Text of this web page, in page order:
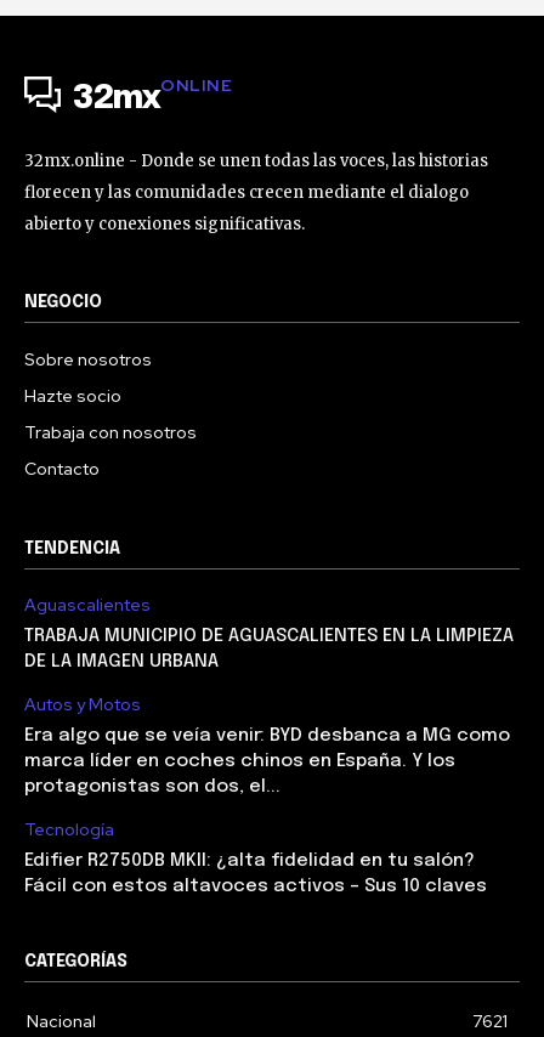
32mxONLINE
32mx.online - Donde se unen todas las voces, las historias
florecen y las comunidades crecen mediante el dialogo
abierto y conexiones significativas.
NEGOCIO
Sobre nosotros
Hazte socio
Trabaja con nosotros
Contacto
TENDENCIA
Aguascalientes
TRABAJA MUNICIPIO DE AGUASCALIENTES EN LA LIMPIEZA
DE LA IMAGEN URBANA
Autos y Motos
Era algo que se veía venir: BYD desbanca a MG como
marca líder en coches chinos en España. Y los
protagonistas son dos, el...
Tecnología
Edifier R2750DB MKII: ¿alta fidelidad en tu salón?
Fácil con estos altavoces activos – Sus 10 claves
CATEGORÍAS
Nacional 7621